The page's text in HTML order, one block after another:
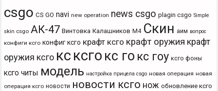
csgo CS GO navi new operation news csgo plagin csgo Simple
skin csgo АК-47 Винтовка Калашников М4 Скин аим вопрос
конфиги ксго конфиг ксго крафт ксго крафт оружия крафт
оружия ксго кс ксго кс го кс гоу ксго фоны
ксго читы модель настройка прицела csgo новая операция новая
операция ксго новости новости ксго нож обновление ксго